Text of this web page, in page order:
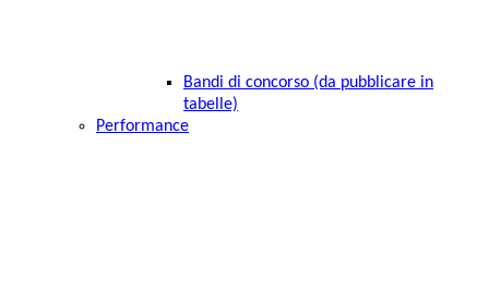
Bandi di concorso (da pubblicare in
tabelle)
Performance